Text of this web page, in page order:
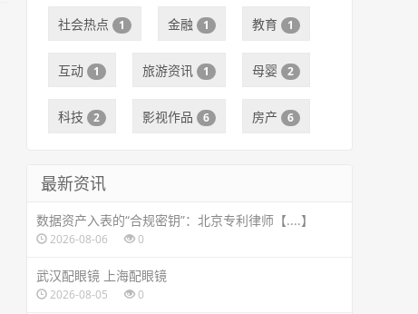
社会热点 1 金融 1 教育 1
互动 1 旅游资讯 1 母婴 2
科技 2 影视作品 6 房产 6
最新资讯
数据资产入表的“合规密钥”：北京专利律师【....】
2026-08-06 0
武汉配眼镜 上海配眼镜
2026-08-05 0